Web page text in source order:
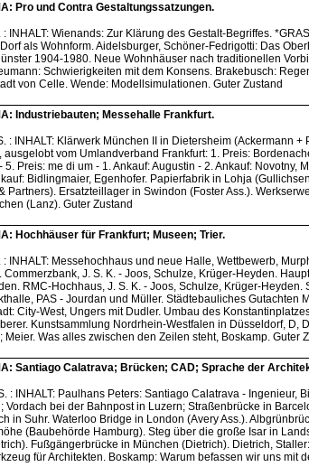
Pro und Contra Gestaltungssatzungen.
INHALT: Wienands: Zur Klärung des Gestalt-Begriffes.
als Wohnform. Aidelsburger, Schöner-Fedrigotti: Das
1904-1980. Neue Wohnhäuser nach traditionellen
Schwierigkeiten mit dem Konsens. Brakebusch:
von Celle. Wende: Modellsimulationen. Guter Zustand
Industriebauten; Messehalle Frankfurt.
: INHALT: Klärwerk München II in Dietersheim (Ackermann
vom Umlandverband Frankfurt: 1. Preis:
5. Preis: me di um - 1. Ankauf: Augustin - 2. Ankauf: Novotny,
Bidlingmaier, Egenhofer. Papierfabrik in Lohja
Partners). Ersatzteillager in Swindon (Foster Ass.).
(Lanz). Guter Zustand
Hochhäuser für Frankfurt; Museen; Trier.
INHALT: Messehochhaus und neue Halle, Wettbewerb,
J. S. K. - Joos, Schulze, Krüger-Heyden.
RMC-Hochhaus, J. S. K. - Joos, Schulze, Krüger-Heyden.
PAS - Jourdan und Müller. Städtebauliches Gutachten
City-West, Ungers mit Dudler. Umbau des
Kunstsammlung Nordrhein-Westfalen in Düsseldorf, D,
Meier. Was alles zwischen den Zeilen steht, Boskamp. Guter
Santiago Calatrava; Brücken; CAD; Sprache der
: INHALT: Paulhans Peters: Santiago Calatrava - Ingenieur,
Vordach bei der Bahnpost in Luzern; Straßenbrücke in
in Suhr. Waterloo Bridge in London (Avery Ass.).
(Baubehörde Hamburg). Steg über die große Isar in
Fußgängerbrücke in München (Dietrich). Dietrich,
für Architekten. Boskamp: Warum befassen wir uns mit